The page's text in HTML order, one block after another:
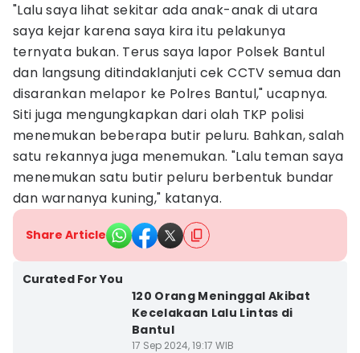
"Lalu saya lihat sekitar ada anak-anak di utara
saya kejar karena saya kira itu pelakunya
ternyata bukan. Terus saya lapor Polsek Bantul
dan langsung ditindaklanjuti cek CCTV semua dan
disarankan melapor ke Polres Bantul," ucapnya.
Siti juga mengungkapkan dari olah TKP polisi
menemukan beberapa butir peluru. Bahkan, salah
satu rekannya juga menemukan. "Lalu teman saya
menemukan satu butir peluru berbentuk bundar
dan warnanya kuning," katanya.
Share Article
Curated For You
120 Orang Meninggal Akibat
Kecelakaan Lalu Lintas di
Bantul
17 Sep 2024, 19:17 WIB